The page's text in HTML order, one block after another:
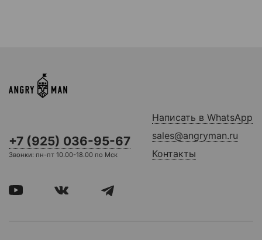
+7 (925) 036-95-67
Звонки: пн-пт 10.00-18.00 по Мск
Написать в WhatsApp
sales@angryman.ru
Контакты